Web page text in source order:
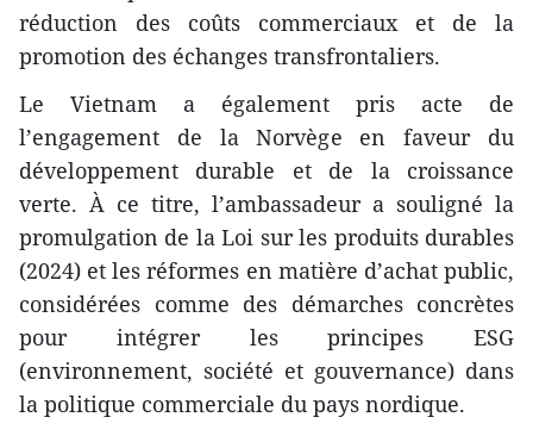
réduction des coûts commerciaux et de la
promotion des échanges transfrontaliers.
Le Vietnam a également pris acte de
l’engagement de la Norvège en faveur du
développement durable et de la croissance
verte. À ce titre, l’ambassadeur a souligné la
promulgation de la Loi sur les produits durables
(2024) et les réformes en matière d’achat public,
considérées comme des démarches concrètes
pour intégrer les principes ESG
(environnement, société et gouvernance) dans
la politique commerciale du pays nordique.